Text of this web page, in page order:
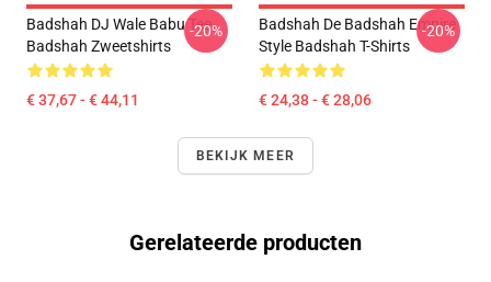
Badshah DJ Wale Babu Tee
Badshah Zweetshirts
€ 37,67 - € 44,11
-20%
Badshah De Badshah Empire
Style Badshah T-Shirts
€ 24,38 - € 28,06
-20%
BEKIJK MEER
Gerelateerde producten